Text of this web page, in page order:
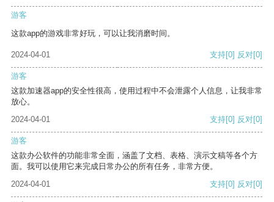
游客
这款app的游戏非常好玩，可以让我消磨时间。
2024-04-01 支持[0] 反对[0]
游客
这款加速器app的安全性很高，使用过程中不会泄露个人信息，让我非常
放心。
2024-04-01
支持[0] 反对[0]
游客
这款办公软件的功能非常全面，涵盖了文档、表格、演示文稿等各个方
面。我可以使用它来完成日常办公的所有任务，非常方便。
2024-04-01
支持[0] 反对[0]